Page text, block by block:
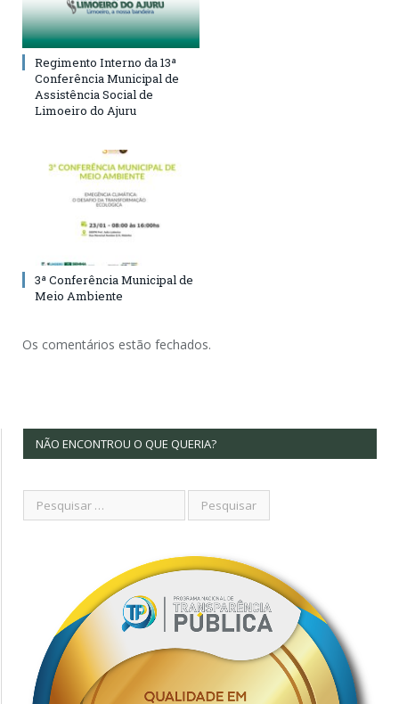
Regimento Interno da 13ª
Conferência Municipal de
Assistência Social de
Limoeiro do Ajuru
3ª Conferência Municipal de
Meio Ambiente
Os comentários estão fechados.
NÃO ENCONTROU O QUE QUERIA?